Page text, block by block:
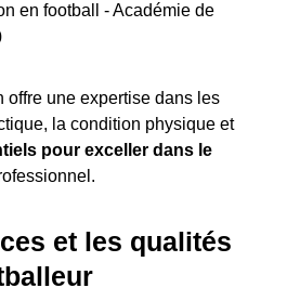
en football - Académie de
offre une expertise dans les
la condition physique et
pour exceller dans le
et les qualités